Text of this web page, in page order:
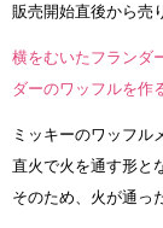
販売開始直後から売
横をむいたフランダ
ダーのワッフルを作
ミッキーのワッフル
直火で火を通す形と
そのため、火が通っ